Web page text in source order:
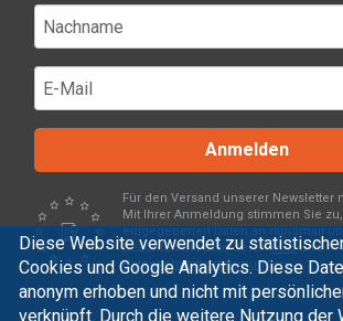
Diese Website verwendet zu
Cookies und Google Analytics. Diese
anonym erhoben und nicht mit
verknüpft. Durch die weitere Nutzung der
Anmelden
Für den Versand unserer Newsletter
Mit Ihrer Anmeldung stimmen Sie
eingegebenen Daten an rapidmail
Beachten Sie bitte derenAGBund
Datenschutzbestimmungen.